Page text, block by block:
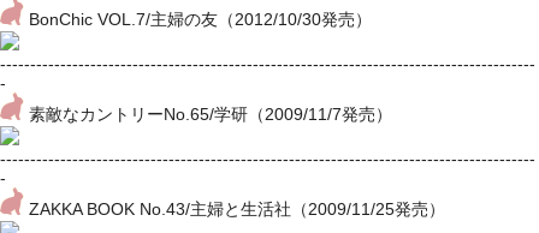
BonChic VOL.7/主婦の友（2012/10/30発売）
-----------------------------------------------------------------------------------------
-
素敵なカントリーNo.65/学研（2009/11/7発売）
-----------------------------------------------------------------------------------------
-
ZAKKA BOOK No.43/主婦と生活社（2009/11/25発売）